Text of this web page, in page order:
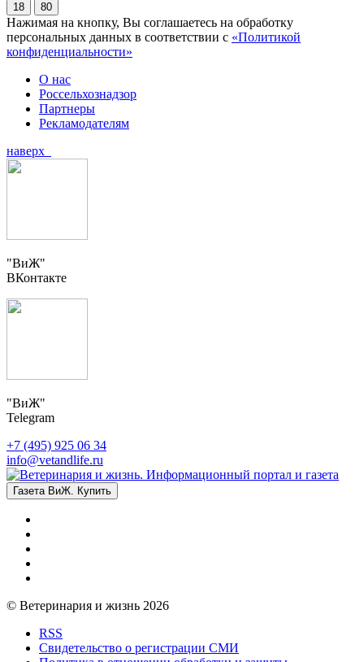
18 80
Нажимая на кнопку, Вы соглашаетесь на обработку
персональных данных в соответствии с «Политикой
конфиденциальности»
О нас
Россельхознадзор
Партнеры
Рекламодателям
наверх
"ВиЖ"
ВКонтакте
"ВиЖ"
Telegram
+7 (495) 925 06 34
info@vetandlife.ru
Газета ВиЖ. Купить
© Ветеринария и жизнь 2026
RSS
Свидетельство о регистрации СМИ